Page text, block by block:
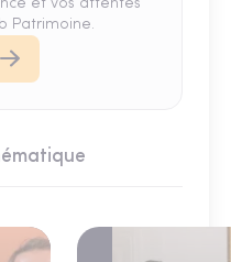
et vos attentes
Patrimoine.